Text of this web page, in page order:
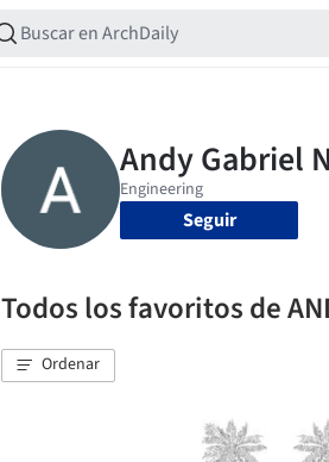
Seguir
Todos los favoritos de
Ordenar